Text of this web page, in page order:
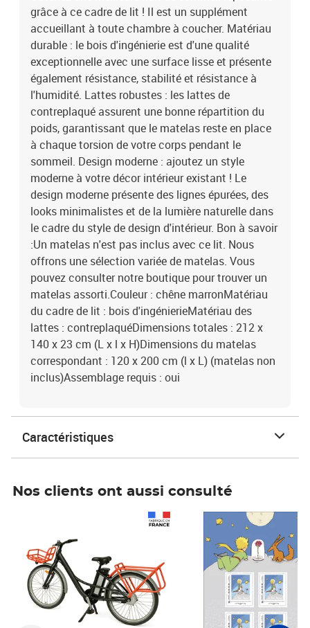
du cadre de lit : bois d'ingénierieMatériau des lattes :
contreplaquéDimensions totales : 212 x 140 x 23 cm (L x l x
H)Dimensions du matelas correspondant : 120 x 200 cm (l x L)
(matelas non inclus)Assemblage requis : oui
grâce à ce cadre de lit ! Il est un supplément
accueillant à toute chambre à coucher. Matériau
durable : le bois d'ingénierie est d'une qualité
exceptionnelle avec une surface lisse et présente
également résistance, stabilité et résistance à
l'humidité. Lattes robustes : les lattes de
contreplaqué assurent une bonne répartition du
poids, garantissant que le matelas reste en place
à chaque torsion de votre corps pendant le
sommeil. Design moderne : ajoutez un style
moderne à votre décor intérieur existant ! Le
design moderne présente des lignes épurées, des
looks minimalistes et de la lumière naturelle dans
le cadre du style de design d'intérieur. Bon à savoir
:Un matelas n'est pas inclus avec ce lit. Nous
offrons une sélection variée de matelas. Vous
pouvez consulter notre boutique pour trouver un
matelas assorti.Couleur : chêne marronMatériau
du cadre de lit : bois d'ingénierieMatériau des
lattes : contreplaquéDimensions totales : 212 x
140 x 23 cm (L x l x H)Dimensions du matelas
correspondant : 120 x 200 cm (l x L) (matelas non
inclus)Assemblage requis : oui
Caractéristiques
Nos clients ont aussi consulté
Prix 7,50€